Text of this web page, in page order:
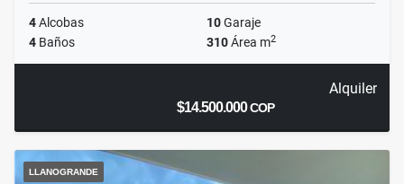
4Alcobas 10Garaje
4 Baños 310Área m2
Alquiler
$14.500.000COP
LLANOGRANDE